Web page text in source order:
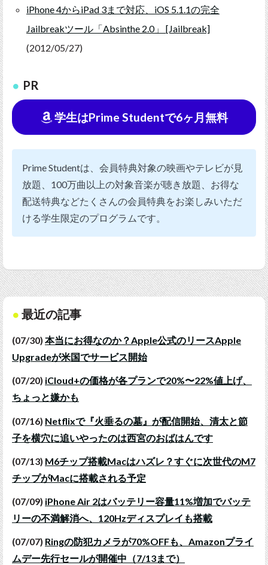
iPhone 4からiPad 3まで対応、iOS 5.1.1の完全
Jailbreakツール「Absinthe 2.0」 [Jailbreak]
(2012/05/27)
PR
学生はPrime Studentで6ヶ月無料
Prime Studentは、会員特典対象の映画やテレビが見
放題、100万曲以上の対象音楽が聴き放題、お得な
配送特典などたくさんの会員特典をお楽しみいただ
ける学生限定のプログラムです。
最近の記事
(07/30) 本当にお得なのか？Apple公式のリースApple
Upgradeが米国でサービス開始
(07/20) iCloud+の価格が各プランで20%〜22%値上げ、
ちょっと嫌かも
(07/16) Netflixで『火垂るの墓』が配信開始、清太と節
子を横穴に追いやったのは西宮のおばはんです
(07/13) M6チップ搭載Macはハズレ？すぐに次世代のM7
チップがMacに搭載される予定
(07/09) iPhone Air 2はバッテリー容量11%増加でバッテ
リーの不満解消へ、120Hzディスプレイも搭載
(07/07) Ringの防犯カメラが70%OFFも、Amazonプライ
ムデー先行セールが開催中（7/13まで）